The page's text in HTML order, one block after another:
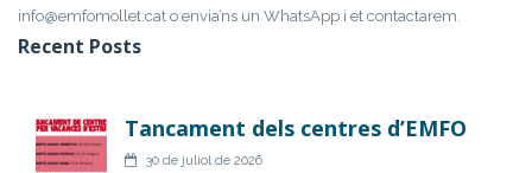
info@emfomollet.cat o envia’ns un WhatsApp i et contactarem.
Recent Posts
Tancament dels centres d’EMFO
30 de juliol de 2026